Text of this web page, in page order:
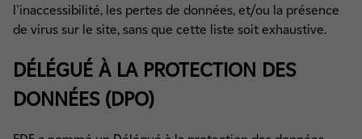
l'inaccessibilité, les pertes de données, et/ou la présence
de virus sur le site, sans que cette liste soit exhaustive.
DÉLÉGUÉ À LA PROTECTION DES
DONNÉES (DPO)